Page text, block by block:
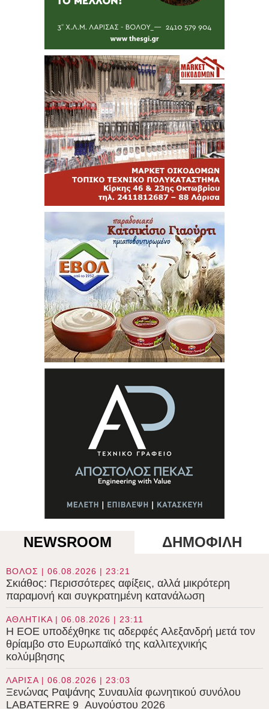
NEWSROOM ΔΗΜΟΦΙΛΗ
ΒΟΛΟΣ | 06.08.2026 | 23:21
Σκιάθος: Περισσότερες αφίξεις, αλλά μικρότερη
παραμονή και συγκρατημένη κατανάλωση
ΑΘΛΗΤΙΚΑ | 06.08.2026 | 23:11
Η ΕΟΕ υποδέχθηκε τις αδερφές Αλεξανδρή μετά τον
θρίαμβο στο Ευρωπαϊκό της καλλιτεχνικής
κολύμβησης
ΛΑΡΙΣΑ | 06.08.2026 | 23:03
Ξενώνας Ραψάνης Συναυλία φωνητικού συνόλου
LABATERRE 9 Αυγούστου 2026